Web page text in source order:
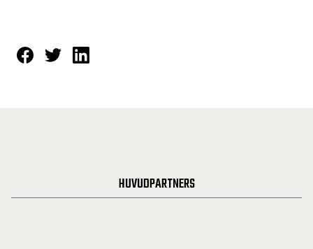
HUVUDPARTNERS